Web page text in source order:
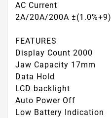
AC Current
2A/20A/200A ±(1.0%+9)
FEATURES
Display Count 2000
Jaw Capacity 17mm
Data Hold
LCD backlight
Auto Power Off
Low Battery Indication